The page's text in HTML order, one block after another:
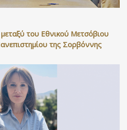
του Εθνικού Μετσόβιου
της Σορβόννης